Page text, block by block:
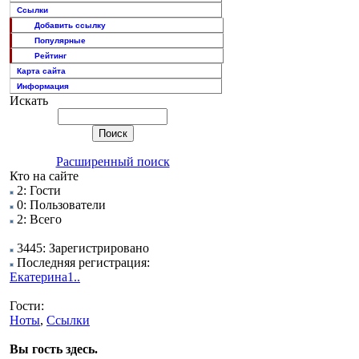
Ссылки
Добавить ссылку
Популярные
Рейтинг
Карта сайта
Информация
Искать
Расширенный поиск
Кто на сайте
2: Гости
0: Пользователи
2: Всего
3445: Зарегистрировано
Последняя регистрация:
Екатерина1..
Гости:
Ноты, Ссылки
Вы гость здесь.